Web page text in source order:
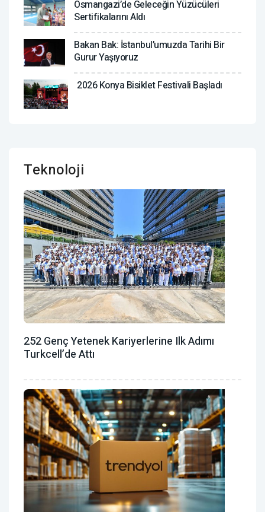
Osmangazi’de Geleceğin Yüzücüleri
Sertifikalarını Aldı
Bakan Bak: İstanbul’umuzda Tarihi Bir
Gurur Yaşıyoruz
2026 Konya Bisiklet Festivali Başladı
Teknoloji
252 Genç Yetenek Kariyerlerine Ilk Adımı
Turkcell’de Attı